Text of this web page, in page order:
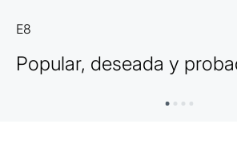
E8
Popular, deseada y